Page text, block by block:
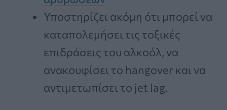
Υποστηρίζει ακόμη ότι μπορεί να
καταπολεμήσει τις τοξικές
επιδράσεις του αλκοόλ, να
ανακουφίσει το hangover και να
αντιμετωπίσει το jet lag.